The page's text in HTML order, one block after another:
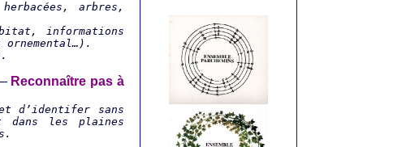
arbres,
informations
Reconnaître pas à
d’identifer sans
dans les plaines